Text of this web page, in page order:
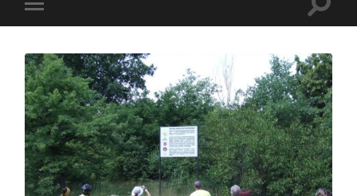
Toggle
mobile
Toggle